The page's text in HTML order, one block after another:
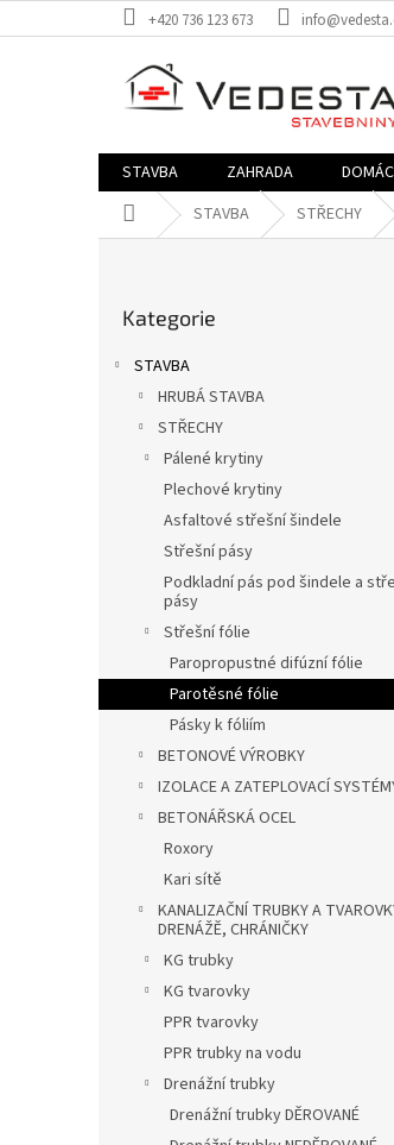
na
+420 736 123 673
STAVBA ZAHRADA
Domů STAVBA STŘECHY
kategorie
Kategorie
STAVBA
HRUBÁ STAVBA
STŘECHY
Pálené krytiny
Plechové krytiny
Asfaltové střešní šindele
Střešní pásy
Podkladní pás pod šindele a
pásy
Střešní fólie
Paropropustné difúzní fólie
Parotěsné fólie
Pásky k fóliím
BETONOVÉ VÝROBKY
IZOLACE A ZATEPLOVACÍ
BETONÁŘSKÁ OCEL
Roxory
Kari sítě
KANALIZAČNÍ TRUBKY A
DRENÁŽĚ, CHRÁNIČKY
KG trubky
KG tvarovky
PPR tvarovky
PPR trubky na vodu
Drenážní trubky
Drenážní trubky DĚROVANÉ